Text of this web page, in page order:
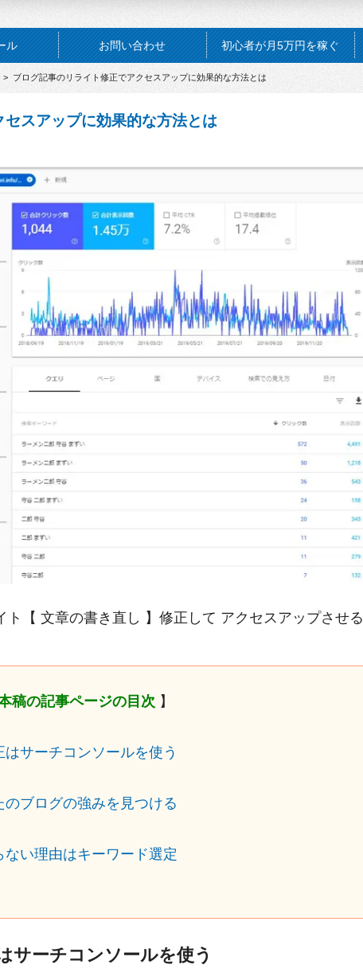
ル お問い合わせ 初心者が月5万円を稼ぐ
> ブログ記事のリライト修正でアクセスアップに効果的な方法とは
スアップに効果的な方法とは
【 文章の書き直し 】修正して アクセスアップさせる
稿の記事ページの目次 】
サーチコンソールを使う
ブログの強みを見つける
い理由はキーワード選定
サーチコンソールを使う